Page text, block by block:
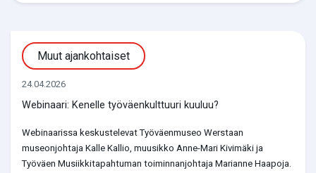
Muut ajankohtaiset
24.04.2026
Webinaari: Kenelle työväenkulttuuri kuuluu?
Webinaarissa keskustelevat Työväenmuseo Werstaan
museonjohtaja Kalle Kallio, muusikko Anne-Mari Kivimäki ja
Työväen Musiikkitapahtuman toiminnanjohtaja Marianne Haapoja.